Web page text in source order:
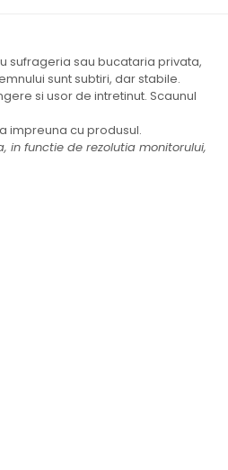
sufrageria sau bucataria privata,
sunt subtiri, dar stabile.
si usor de intretinut. Scaunul
impreuna cu produsul.
functie de rezolutia monitorului,